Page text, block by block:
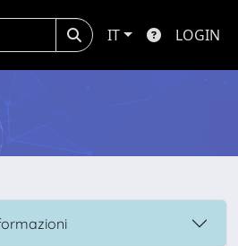
IT LOGIN